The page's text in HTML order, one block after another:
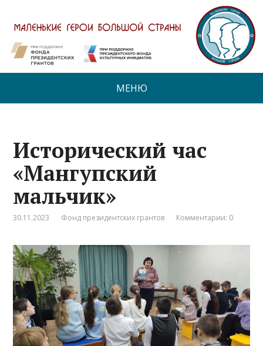
МЕНЮ
Исторический час
«Мангупский
мальчик»
30.11.2023 Фонд президентских грантов Комментарии: 0